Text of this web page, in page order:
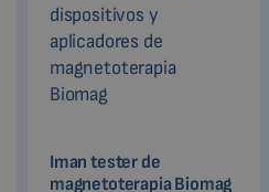
Iman tester de
magnetoterapia Biomag